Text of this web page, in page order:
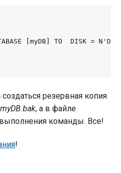
[myDB] TO  DISK =
резервная копия
, а в файле
выполнения команды. Все!
!